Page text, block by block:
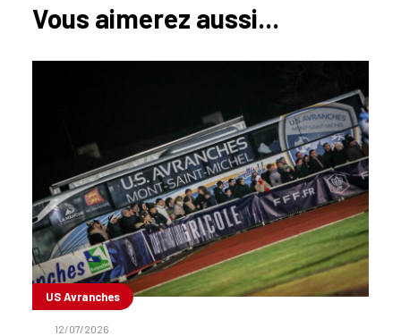
Vous aimerez aussi...
US Avranches
12/07/2026